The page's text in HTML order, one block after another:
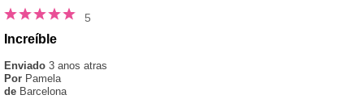
5
Increíble
Enviado 3 anos atras
Por Pamela
de Barcelona